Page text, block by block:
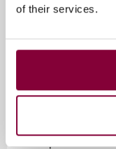
of their services.
Insight 3: Wat
Misschien wel
uit de policy brief
gevallen juist het